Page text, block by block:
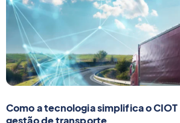
Como a tecnologia simplifica o CIOT
gestão de transporte